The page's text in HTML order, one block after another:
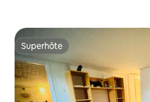
Superhôte
Superhôte